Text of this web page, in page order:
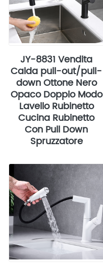
JY-8831 Vendita
Calda pull-out/pull-
down Ottone Nero
Opaco Doppio Modo
Lavello Rubinetto
Cucina Rubinetto
Con Pull Down
Spruzzatore